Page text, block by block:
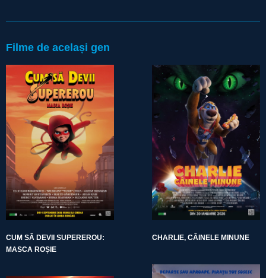
Filme de același gen
CUM SĂ DEVII SUPEREROU:
MASCA ROȘIE
CHARLIE, CÂINELE MINUNE